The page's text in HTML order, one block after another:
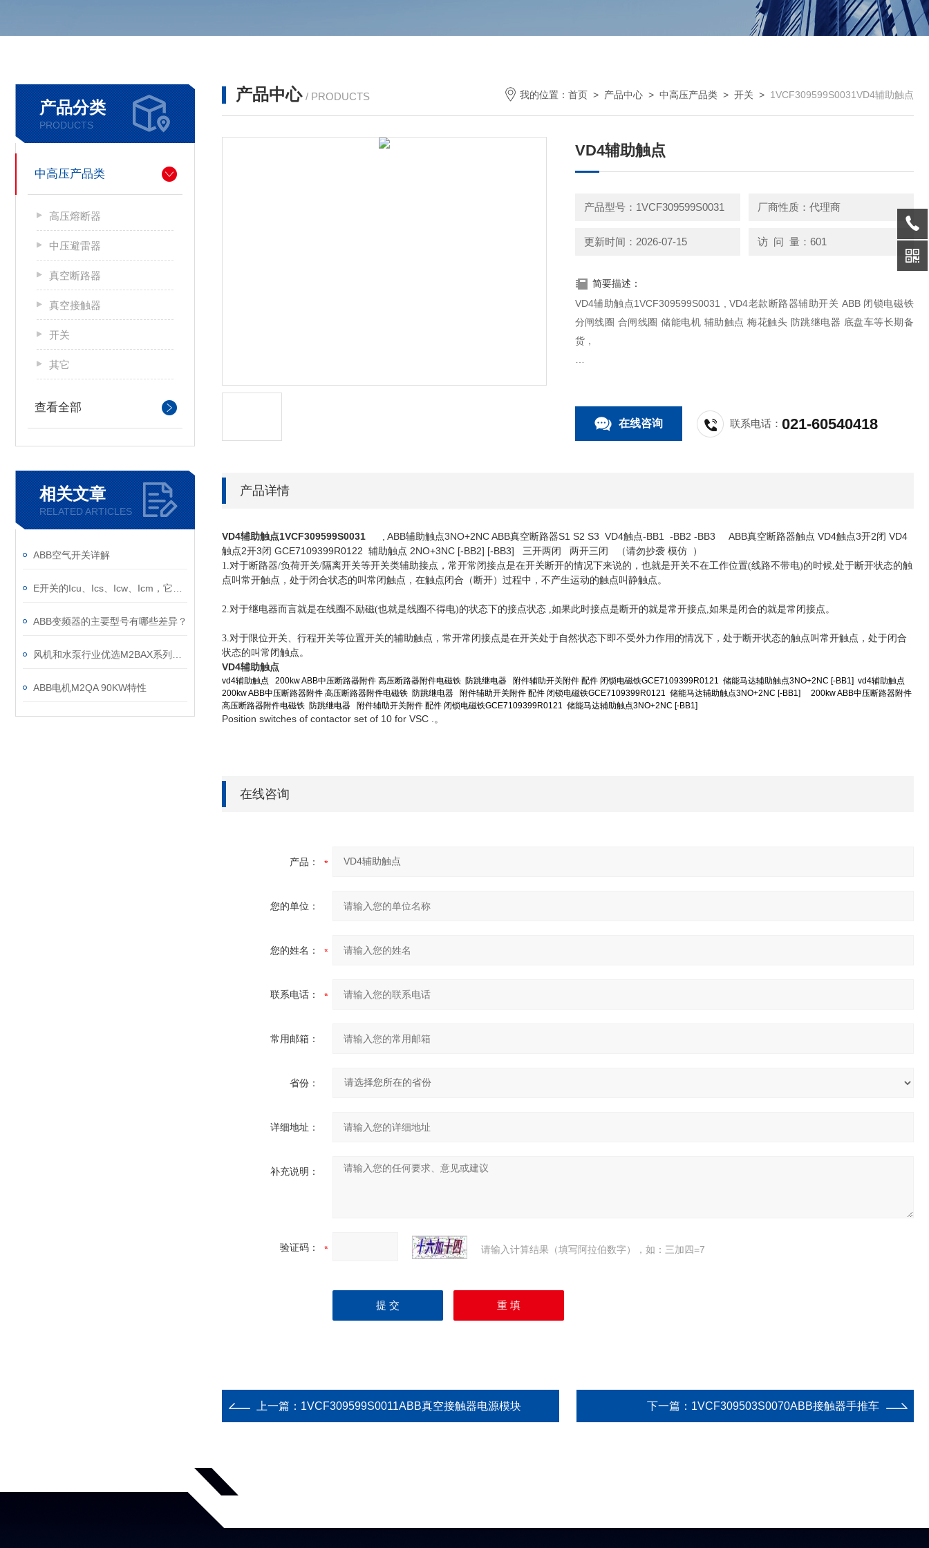
产品分类
PRODUCTS
中高压产品类
高压熔断器
中压避雷器
真空断路器
真空接触器
开关
其它
查看全部
相关文章
RELATED ARTICLES
ABB空气开关详解
ABB变频器的主要型号有哪些差异？
ABB电机M2QA 90KW特性
产品中心 / PRODUCTS 我的位置： 首页 > 产品中心 > 中高压产品类 > 开关 > 1VCF309599S0031VD4辅助触点
VD4辅助触点
产品型号：1VCF309599S0031 厂商性质：代理商
更新时间：2026-07-15 访 问 量：601
简要描述：
VD4辅助触点1VCF309599S0031 , VD4老款断路器辅助开关 ABB 闭锁电磁铁
分闸线圈 合闸线圈 储能电机 辅助触点 梅花触头 防跳继电器 底盘车等长期备
货，
在线咨询 联系电话：021-60540418
产品详情
VD4辅助触点1VCF309599S0031
, ABB辅助触点3NO+2NC ABB真空断路器S1 S2 S3 VD4触点-BB1 -BB2 -BB3 ABB真空断路器触点 VD4触点3开2闭 VD4
触点2开3闭 GCE7109399R0122 辅助触点 2NO+3NC [-BB2] [-BB3] 三开两闭 两开三闭 （请勿抄袭 模仿 ）
1.对于断路器/负荷开关/隔离开关等开关类辅助接点，常开常闭接点是在开关断开的情况下来说的，也就是开关不在工作位置(线路不带电)的时候,处于断开状态的触
点叫常开触点，处于闭合状态的叫常闭触点，在触点闭合（断开）过程中，不产生运动的触点叫静触点。
2.对于继电器而言就是在线圈不励磁(也就是线圈不得电)的状态下的接点状态 ,如果此时接点是断开的就是常开接点,如果是闭合的就是常闭接点。
3.对于限位开关、行程开关等位置开关的辅助触点，常开常闭接点是在开关处于自然状态下即不受外力作用的情况下，处于断开状态的触点叫常开触点，处于闭合
状态的叫常闭触点。
VD4辅助触点
vd4辅助触点 200kw ABB中压断路器附件 高压断路器附件电磁铁 防跳继电器 附件辅助开关附件 配件 闭锁电磁铁GCE7109399R0121 储能马达辅助触点3NO+2NC [-BB1] vd4辅助触点
200kw ABB中压断路器附件 高压断路器附件电磁铁 防跳继电器 附件辅助开关附件 配件 闭锁电磁铁GCE7109399R0121 储能马达辅助触点3NO+2NC [-BB1] 200kw ABB中压断路器附件
高压断路器附件电磁铁 防跳继电器 附件辅助开关附件 配件 闭锁电磁铁GCE7109399R0121 储能马达辅助触点3NO+2NC [-BB1]
Position switches of contactor set of 10 for VSC .。
在线咨询
产品：
您的单位：
您的姓名：
联系电话：
常用邮箱：
省份：
详细地址：
补充说明：
验证码： 请输入计算结果（填写阿拉伯数字），如：三加四=7
上一篇： 1VCF309599S0011ABB真空接触器电源模块 下一篇： 1VCF309503S0070ABB接触器手推车